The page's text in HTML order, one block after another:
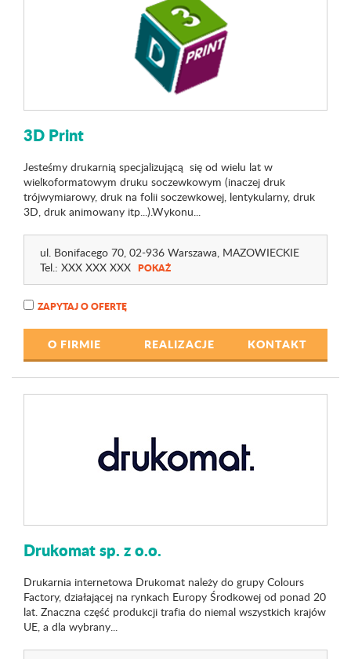
3D Print
Jesteśmy drukarnią specjalizującą się od wielu lat w
wielkoformatowym druku soczewkowym (inaczej druk
trójwymiarowy, druk na folii soczewkowej, lentykularny, druk
3D, druk animowany itp...).Wykonu...
ul. Bonifacego 70, 02-936 Warszawa, MAZOWIECKIE
Tel.: XXX XXX XXX POKAŻ
ZAPYTAJ O OFERTĘ
O FIRMIE REALIZACJE KONTAKT
Drukomat sp. z o.o.
Drukarnia internetowa Drukomat należy do grupy Colours
Factory, działającej na rynkach Europy Środkowej od ponad 20
lat. Znaczna część produkcji trafia do niemal wszystkich krajów
UE, a dla wybrany...